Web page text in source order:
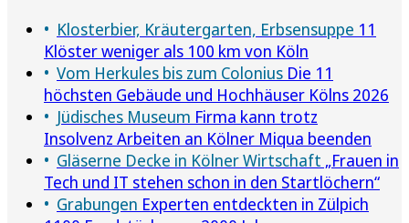
Klosterbier, Kräutergarten, Erbsensuppe 11
Klöster weniger als 100 km von Köln
Vom Herkules bis zum Colonius Die 11
höchsten Gebäude und Hochhäuser Kölns 2026
Jüdisches Museum Firma kann trotz
Insolvenz Arbeiten an Kölner Miqua beenden
Gläserne Decke in Kölner Wirtschaft „Frauen in
Tech und IT stehen schon in den Startlöchern“
Grabungen Experten entdeckten in Zülpich